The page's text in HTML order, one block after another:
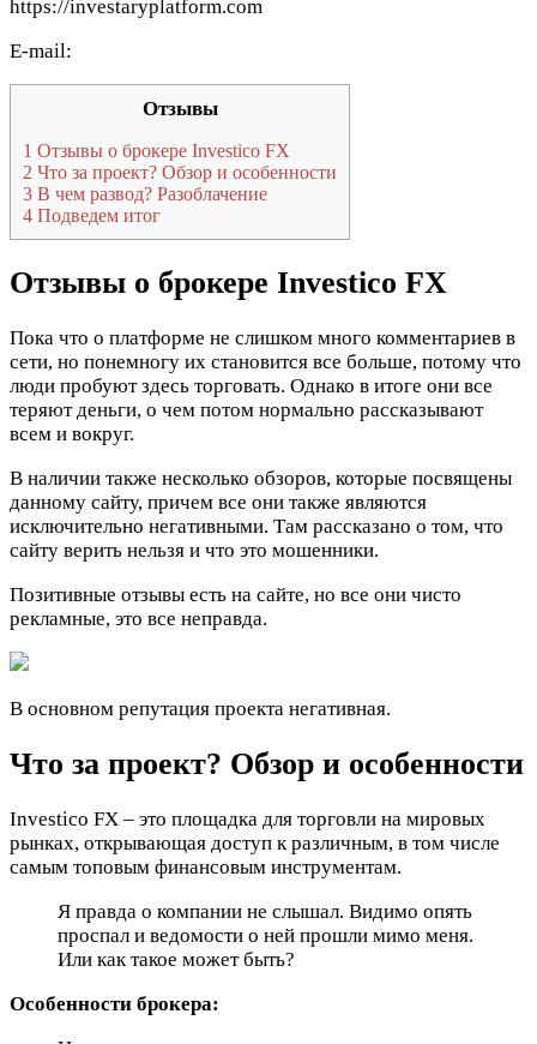
https://investaryplatform.com
E-mail:
Отзывы
1 Отзывы о брокере Investico FX
2 Что за проект? Обзор и особенности
3 В чем развод? Разоблачение
4 Подведем итог
Отзывы о брокере Investico FX
Пока что о платформе не слишком много комментариев в
сети, но понемногу их становится все больше, потому что
люди пробуют здесь торговать. Однако в итоге они все
теряют деньги, о чем потом нормально рассказывают
всем и вокруг.
В наличии также несколько обзоров, которые посвящены
данному сайту, причем все они также являются
исключительно негативными. Там рассказано о том, что
сайту верить нельзя и что это мошенники.
Позитивные отзывы есть на сайте, но все они чисто
рекламные, это все неправда.
В основном репутация проекта негативная.
Что за проект? Обзор и особенности
Investico FX – это площадка для торговли на мировых
рынках, открывающая доступ к различным, в том числе
самым топовым финансовым инструментам.
Я правда о компании не слышал. Видимо опять
проспал и ведомости о ней прошли мимо меня.
Или как такое может быть?
Особенности брокера: